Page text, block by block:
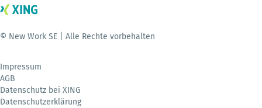
© New Work SE | Alle Rechte vorbehalten
Impressum
AGB
Datenschutz bei XING
Datenschutzerklärung